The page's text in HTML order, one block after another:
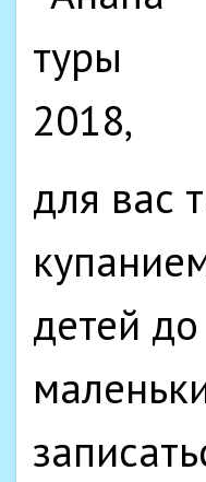
для вас
детей